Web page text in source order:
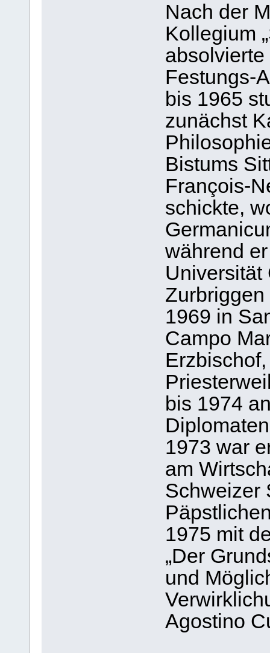
Nach der
Kollegium
Festungs-
bis 1965
zunächst
Bistums
François-
schickte,
während
Universität
1969 in
Campo
bis 1974
1973 war
am
Schweizer
1975 mit
„Der
und
Agostino